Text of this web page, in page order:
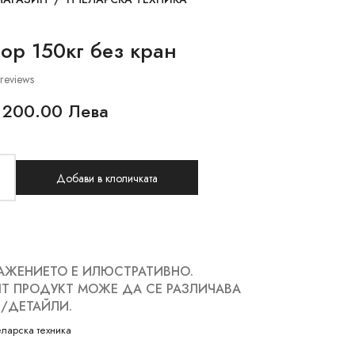
150кг без кран
200.00 Лева
Добави в клоличката
Е ИЛЮСТРАТИВНО.
ПРОДУКТ МОЖЕ ДА СЕ РАЗЛИЧАВА
ДЕТАЙЛИ.
техника